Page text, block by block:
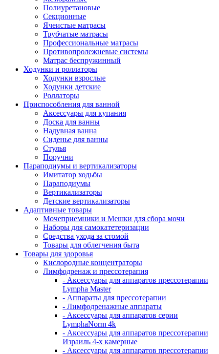
Полиуретановые
Секционные
Ячеистые матрасы
Трубчатые матрасы
Профессиональные матрасы
Противопролежневые системы
Матрас беспружинный
Ходунки и роллаторы
Ходунки взрослые
Ходунки детские
Роллаторы
Приспособления для ванной
Аксессуары для купания
Доска для ванны
Надувная ванна
Сиденье для ванны
Стулья
Поручни
Параподиумы и вертикализаторы
Имитатор ходьбы
Параподиумы
Вертикализаторы
Детские вертикализаторы
Адаптивные товары
Мочеприемники и Мешки для сбора мочи
Наборы для самокатетеризации
Средства ухода за стомой
Товары для облегчения быта
Товары для здоровья
Кислородные концентраторы
Лимфодренаж и прессотерапия
- Аксессуары для аппаратов прессотерапии
Lympha Master
- Аппараты для прессотерапии
- Лимфодренажные аппараты
- Аксессуары для аппаратов серии
LymphaNorm 4k
- Аксессуары для аппаратов прессотерапии
Израиль 4-х камерные
- Аксессуары для аппаратов прессотерапии